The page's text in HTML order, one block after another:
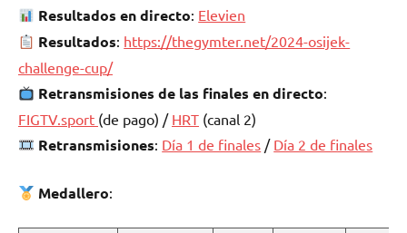
Resultados en directo: Elevien
Resultados: https://thegymter.net/2024-osijek-
challenge-cup/
Retransmisiones de las finales en directo:
FIGTV.sport (de pago) / HRT (canal 2)
Retransmisiones: Día 1 de finales / Día 2 de finales
Medallero: